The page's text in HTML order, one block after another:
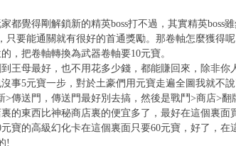
覺得剛解鎖新的精英boss打不過，其實精英boss
只要能通關就有很好的首通獎勵。那卷軸怎麼獲得
，把卷軸轉換為武器卷軸要10元寶。
母最好，也不用花多少錢，都能賺回來，除非你
事5元寶一步，對於土豪們用元寶走遍全圖我就不
>傳送門，傳送門最好別去搞，然後是戰鬥>商店>
的東西比神秘商店裏的便宜多了，最好在這個裏面
寶的高級幻化卡在這個裏面只要60元寶，好了，在
!